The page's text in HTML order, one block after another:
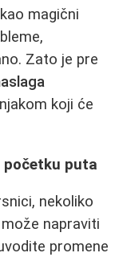
magični
Zato je pre
koji će
početku puta
nekoliko
napraviti
promene